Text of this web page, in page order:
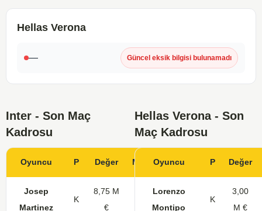
Hellas Verona
— Güncel eksik bilgisi bulunamadı
Inter - Son Maç
Kadrosu
Oyuncu P Değer Maç Gol
Josep
Martinez
K
8,75 M
€
Hellas Verona - Son
Maç Kadrosu
Oyuncu P Değer
Lorenzo
Montipo
K
3,00
M €